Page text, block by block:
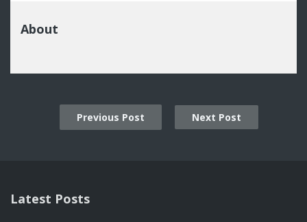
About
Previous Post Next Post
Latest Posts